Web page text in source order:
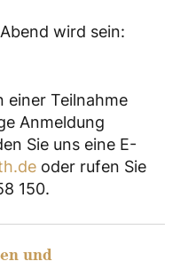
wird sein:
einer Teilnahme
Anmeldung
Sie uns eine E-
oder rufen Sie
150.
und